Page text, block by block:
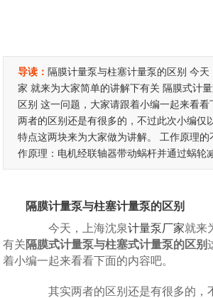
导读： 隔膜计量泵与柱塞计量泵的区别 今
家 就来为大家简单的讲解下有关 隔膜式计
区别 这一问题，大家请跟着小编一起来看
两者的区别还是有很多的，不过此次小编仅
特点这两块来为大家做为讲解。 工作原理的
作原理：电机经联轴器带动蜗杆并通过蜗轮
隔膜计量泵与柱塞计量泵的区别
今天，上海沈泉计量泵厂家就来
有关隔膜式计量泵与柱塞式计量泵的区别
着小编一起来看看下面的内容吧。
其实两者的区别还是有很多的，